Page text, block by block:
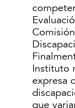
Instituto
expresa
que